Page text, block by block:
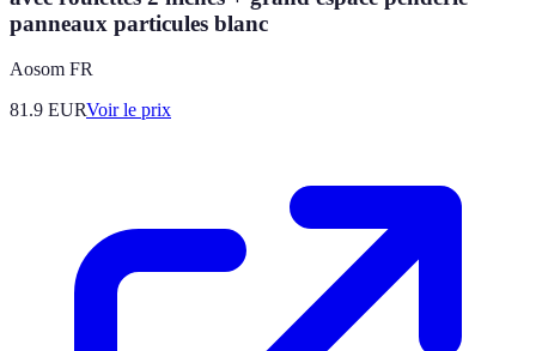
panneaux particules blanc
Aosom FR
81.9 EURVoir le prix